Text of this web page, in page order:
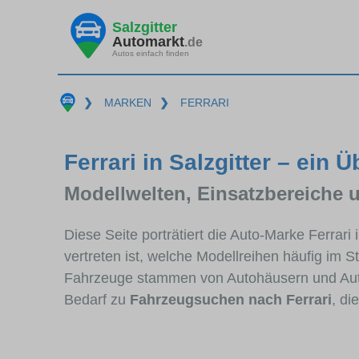
Salzgitter
Automarkt.de
Autos einfach finden
❯ MARKEN ❯ FERRARI
Ferrari in Salzgitter – ein
Modellwelten, Einsatzbereiche
Diese Seite porträtiert die Auto-Marke
vertreten ist, welche Modellreihen häufig im
Fahrzeuge stammen von Autohäusern und
Bedarf zu Fahrzeugsuchen nach Ferrari,